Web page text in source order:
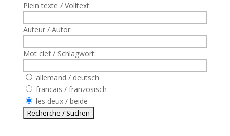
Plein texte / Volltext:
Auteur / Autor:
Mot clef / Schlagwort:
allemand / deutsch
francais / französisch
les deux / beide